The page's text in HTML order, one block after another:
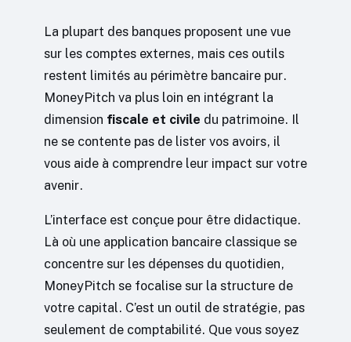
La plupart des banques proposent une vue
sur les comptes externes, mais ces outils
restent limités au périmètre bancaire pur.
MoneyPitch va plus loin en intégrant la
dimension fiscale et civile du patrimoine. Il
ne se contente pas de lister vos avoirs, il
vous aide à comprendre leur impact sur votre
avenir.
L’interface est conçue pour être didactique.
Là où une application bancaire classique se
concentre sur les dépenses du quotidien,
MoneyPitch se focalise sur la structure de
votre capital. C’est un outil de stratégie, pas
seulement de comptabilité. Que vous soyez